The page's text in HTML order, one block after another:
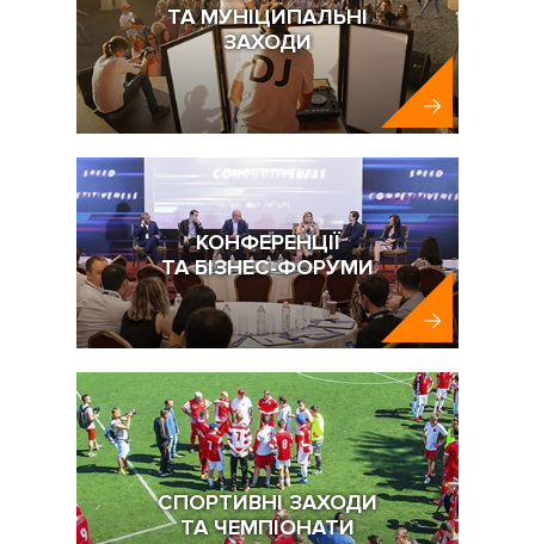
ТА МУНІЦИПАЛЬНІ
ЗАХОДИ
КОНФЕРЕНЦІЇ
ТА БІЗНЕС-ФОРУМИ
СПОРТИВНІ ЗАХОДИ
ТА ЧЕМПІОНАТИ